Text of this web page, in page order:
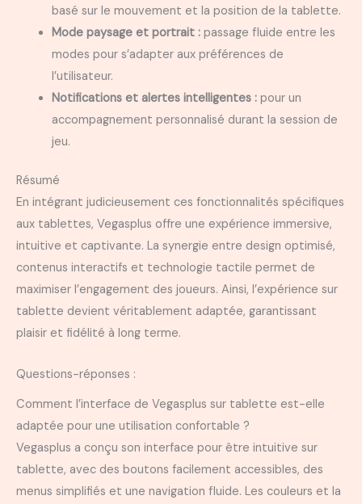
basé sur le mouvement et la position de la tablette.
Mode paysage et portrait :passage fluide entre les
modes pour s’adapter aux préférences de
l’utilisateur.
Notifications et alertes intelligentes :pour un
accompagnement personnalisé durant la session de
jeu.
Résumé
En intégrant judicieusement ces fonctionnalités spécifiques
aux tablettes, Vegasplus offre une expérience immersive,
intuitive et captivante. La synergie entre design optimisé,
contenus interactifs et technologie tactile permet de
maximiser l’engagement des joueurs. Ainsi, l’expérience sur
tablette devient véritablement adaptée, garantissant
plaisir et fidélité à long terme.
Questions-réponses :
Comment l’interface de Vegasplus sur tablette est-elle
adaptée pour une utilisation confortable ?
Vegasplus a conçu son interface pour être intuitive sur
tablette, avec des boutons facilement accessibles, des
menus simplifiés et une navigation fluide. Les couleurs et la